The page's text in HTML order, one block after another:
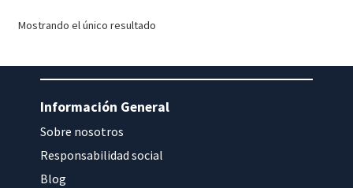
Mostrando el único resultado
Información General
Sobre nosotros
Responsabilidad social
Blog